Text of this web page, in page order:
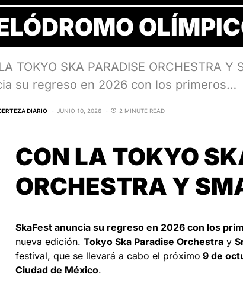
TOKYO SKA PARADISE ORCHESTRA
su regreso en 2026 con los primeros…
DIARIO JUNIO 10, 2026 2 MINUTE READ
CON LA TOKYO
ORCHESTRA Y
SkaFest anuncia su regreso en 2026 con los
nueva edición. Tokyo Ska Paradise Orchestra y
festival, que se llevará a cabo el próximo 9 de
Ciudad de México.